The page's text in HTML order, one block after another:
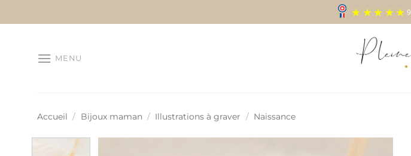
MENU
Accueil / Bijoux maman / Illustrations à graver / Naissance